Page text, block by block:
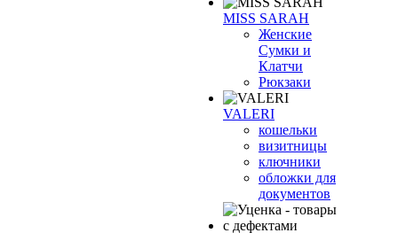
MISS SARAH
Женские
Сумки и
Клатчи
Рюкзаки
VALERI
кошельки
визитницы
ключники
обложки для
документов